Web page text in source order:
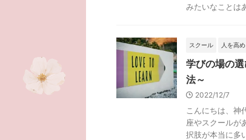
みたいなことは
スクール 人を高
学びの場の
法～
2022/12/7
こんにちは、神
座やスクールが
択肢が本当に多